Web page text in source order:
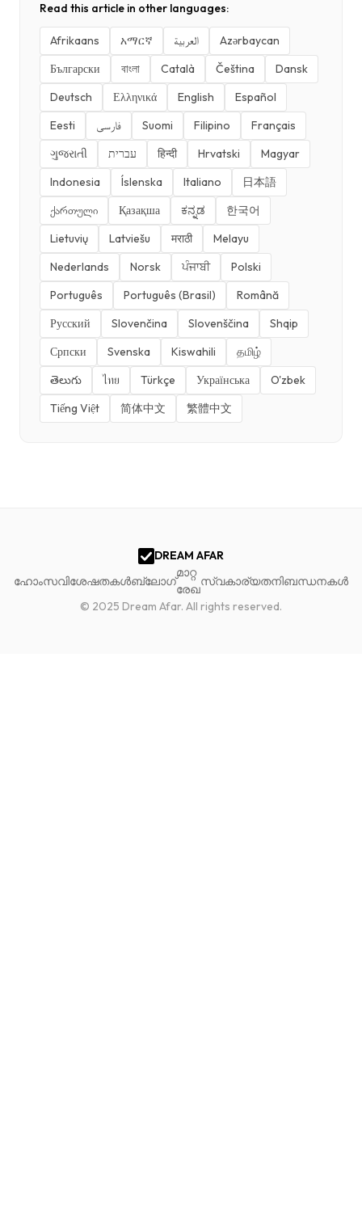
Read this article in other languages:
Afrikaans አማርኛ العربية
Azərbaycan
Български
বাংলা Català Čeština
Dansk
Deutsch
Ελληνικά English
Español
Eesti
فارسی Suomi Filipino
Français
ગુજરાતી
עברית हिन्दी Hrvatski
Magyar
Indonesia
Íslenska Italiano
日本語
ქართული
Қазақша ಕನ್ನಡ
한국어
Lietuvių
Latviešu मराठी
Melayu
Nederlands
Norsk ਪੰਜਾਬੀ
Polski
Português
Português (Brasil)
Română
Русский
Slovenčina Slovenščina
Shqip
Српски
Svenska Kiswahili
தமிழ்
తెలుగు
ไทย Türkçe Українська
O'zbek
Tiếng Việt
简体中文 繁體中文
DREAM AFAR
ഹോംസവിശേഷതകൾബ്ലോഗ്
മാറ്റ
രേഖ
സ്വകാര്യതനിബന്ധനകൾ
© 2025 Dream Afar. All rights reserved.